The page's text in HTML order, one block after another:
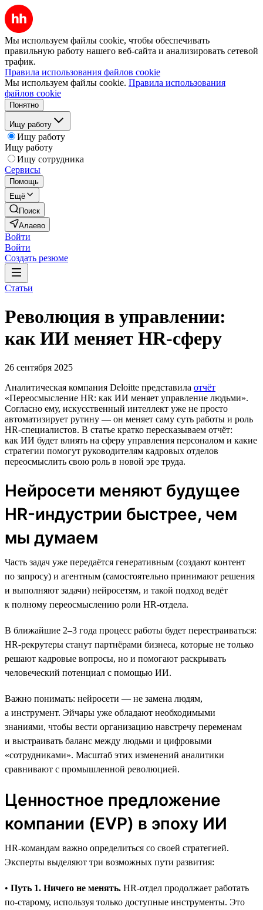
Мы используем файлы cookie, чтобы обеспечивать
правильную работу нашего веб-сайта и анализировать сетевой
трафик.
Правила использования файлов cookie
Мы используем файлы cookie. Правила использования
файлов cookie
Понятно
Ищу работу
Ищу работу
Ищу работу
Ищу сотрудника
Сервисы
Помощь
Ещё
Поиск
Алаево
Войти
Войти
Создать резюме
Статьи
Революция в управлении:
как ИИ меняет HR-сферу
26 сентября 2025
Аналитическая компания Deloitte представила отчёт
«Переосмысление HR: как ИИ меняет управление людьми».
Согласно ему, искусственный интеллект уже не просто
автоматизирует рутину — он меняет саму суть работы и роль
HR-специалистов. В статье кратко пересказываем отчёт:
как ИИ будет влиять на сферу управления персоналом и какие
стратегии помогут руководителям кадровых отделов
переосмыслить свою роль в новой эре труда.
Нейросети меняют будущее
HR-индустрии быстрее, чем
мы думаем
Часть задач уже передаётся генеративным (создают контент
по запросу) и агентным (самостоятельно принимают решения
и выполняют задачи) нейросетям, и такой подход ведёт
к полному переосмыслению роли HR-отдела.
В ближайшие 2–3 года процесс работы будет перестраиваться:
HR-рекрутеры станут партнёрами бизнеса, которые не только
решают кадровые вопросы, но и помогают раскрывать
человеческий потенциал с помощью ИИ.
Важно понимать: нейросети — не замена людям,
а инструмент. Эйчары уже обладают необходимыми
знаниями, чтобы вести организацию навстречу переменам
и выстраивать баланс между людьми и цифровыми
«сотрудниками». Масштаб этих изменений аналитики
сравнивают с промышленной революцией.
Ценностное предложение
компании (EVP) в эпоху ИИ
HR-командам важно определиться со своей стратегией.
Эксперты выделяют три возможных пути развития:
• Путь 1. Ничего не менять. HR-отдел продолжает работать
по-старому, используя только доступные инструменты. Это